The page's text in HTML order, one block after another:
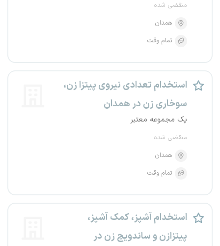
منقضی شده
همدان
تمام وقت
استخدام تعدادی نیروی پیتزا زن،
سوخاری زن در همدان
یک مجموعه معتبر
منقضی شده
همدان
تمام وقت
استخدام آشپز، کمک آشپز،
پیتزازن و ساندویچ زن در